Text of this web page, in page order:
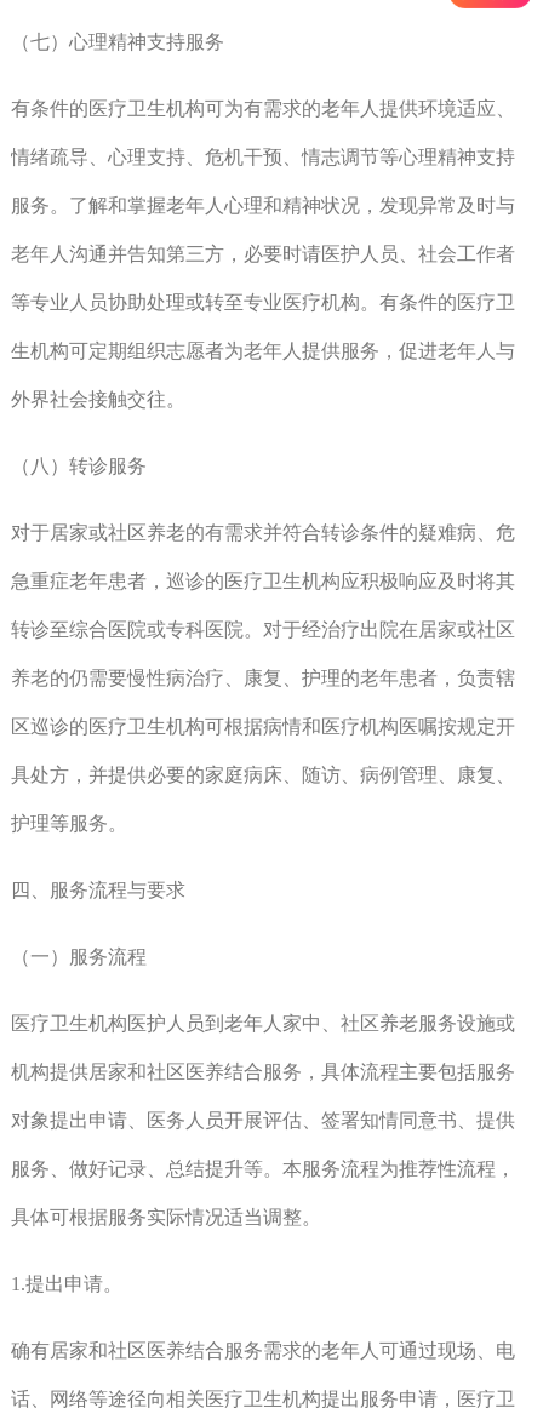
（七）心理精神支持服务
有条件的医疗卫生机构可为有需求的老年人提供环境适应、
情绪疏导、心理支持、危机干预、情志调节等心理精神支持
服务。了解和掌握老年人心理和精神状况，发现异常及时与
老年人沟通并告知第三方，必要时请医护人员、社会工作者
等专业人员协助处理或转至专业医疗机构。有条件的医疗卫
生机构可定期组织志愿者为老年人提供服务，促进老年人与
外界社会接触交往。
（八）转诊服务
对于居家或社区养老的有需求并符合转诊条件的疑难病、危
急重症老年患者，巡诊的医疗卫生机构应积极响应及时将其
转诊至综合医院或专科医院。对于经治疗出院在居家或社区
养老的仍需要慢性病治疗、康复、护理的老年患者，负责辖
区巡诊的医疗卫生机构可根据病情和医疗机构医嘱按规定开
具处方，并提供必要的家庭病床、随访、病例管理、康复、
护理等服务。
四、服务流程与要求
（一）服务流程
医疗卫生机构医护人员到老年人家中、社区养老服务设施或
机构提供居家和社区医养结合服务，具体流程主要包括服务
对象提出申请、医务人员开展评估、签署知情同意书、提供
服务、做好记录、总结提升等。本服务流程为推荐性流程，
具体可根据服务实际情况适当调整。
1.提出申请。
确有居家和社区医养结合服务需求的老年人可通过现场、电
话、网络等途径向相关医疗卫生机构提出服务申请，医疗卫